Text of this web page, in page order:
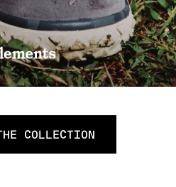
COLLECTION